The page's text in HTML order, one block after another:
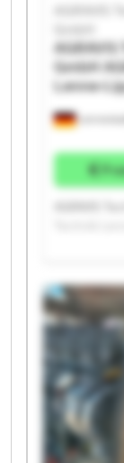
AGRAVIS
GmbH
Lenne-
AGRAVIS
Lippe
Technik
Lippe
AGRAVIS
Technik
Lippe
AGRAVIS
Technik
Lippe
AGRAVIS
Technik